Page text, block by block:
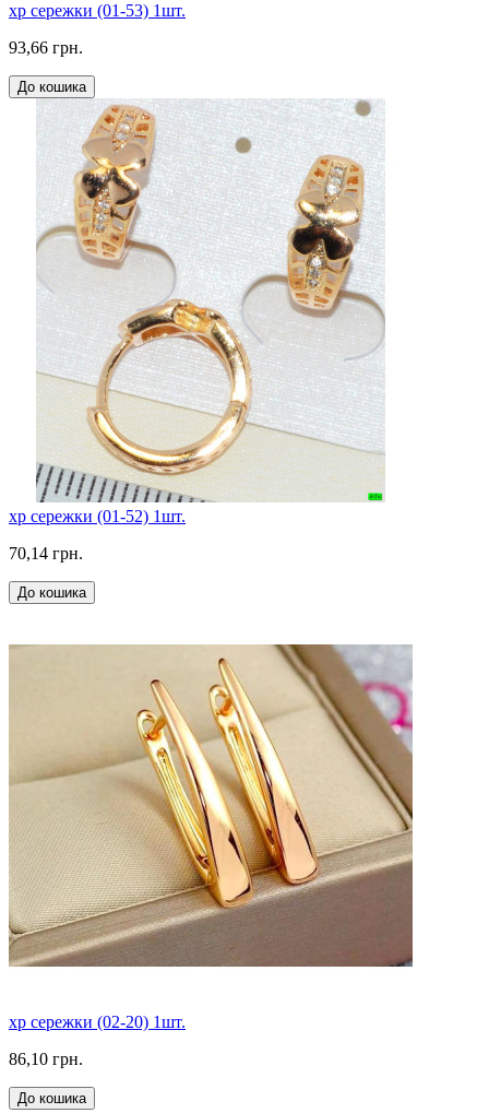
xp сережки (01-53) 1шт.
93,66 грн.
До кошика
xp сережки (01-52) 1шт.
70,14 грн.
До кошика
xp сережки (02-20) 1шт.
86,10 грн.
До кошика